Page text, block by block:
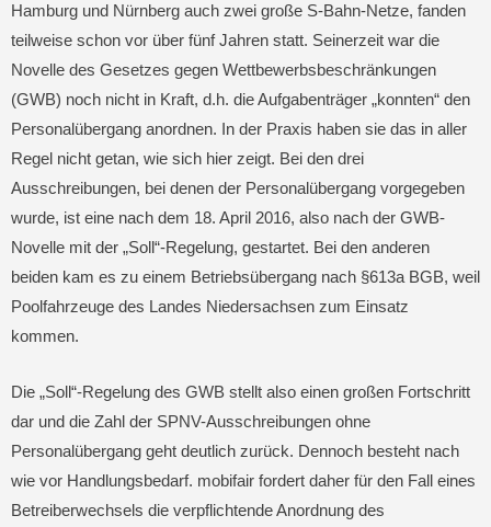
Hamburg und Nürnberg auch zwei große S-Bahn-Netze, fanden
teilweise schon vor über fünf Jahren statt. Seinerzeit war die
Novelle des Gesetzes gegen Wettbewerbsbeschränkungen
(GWB) noch nicht in Kraft, d.h. die Aufgabenträger „konnten“ den
Personalübergang anordnen. In der Praxis haben sie das in aller
Regel nicht getan, wie sich hier zeigt. Bei den drei
Ausschreibungen, bei denen der Personalübergang vorgegeben
wurde, ist eine nach dem 18. April 2016, also nach der GWB-
Novelle mit der „Soll“-Regelung, gestartet. Bei den anderen
beiden kam es zu einem Betriebsübergang nach §613a BGB, weil
Poolfahrzeuge des Landes Niedersachsen zum Einsatz
kommen.
Die „Soll“-Regelung des GWB stellt also einen großen Fortschritt
dar und die Zahl der SPNV-Ausschreibungen ohne
Personalübergang geht deutlich zurück. Dennoch besteht nach
wie vor Handlungsbedarf. mobifair fordert daher für den Fall eines
Betreiberwechsels die verpflichtende Anordnung des